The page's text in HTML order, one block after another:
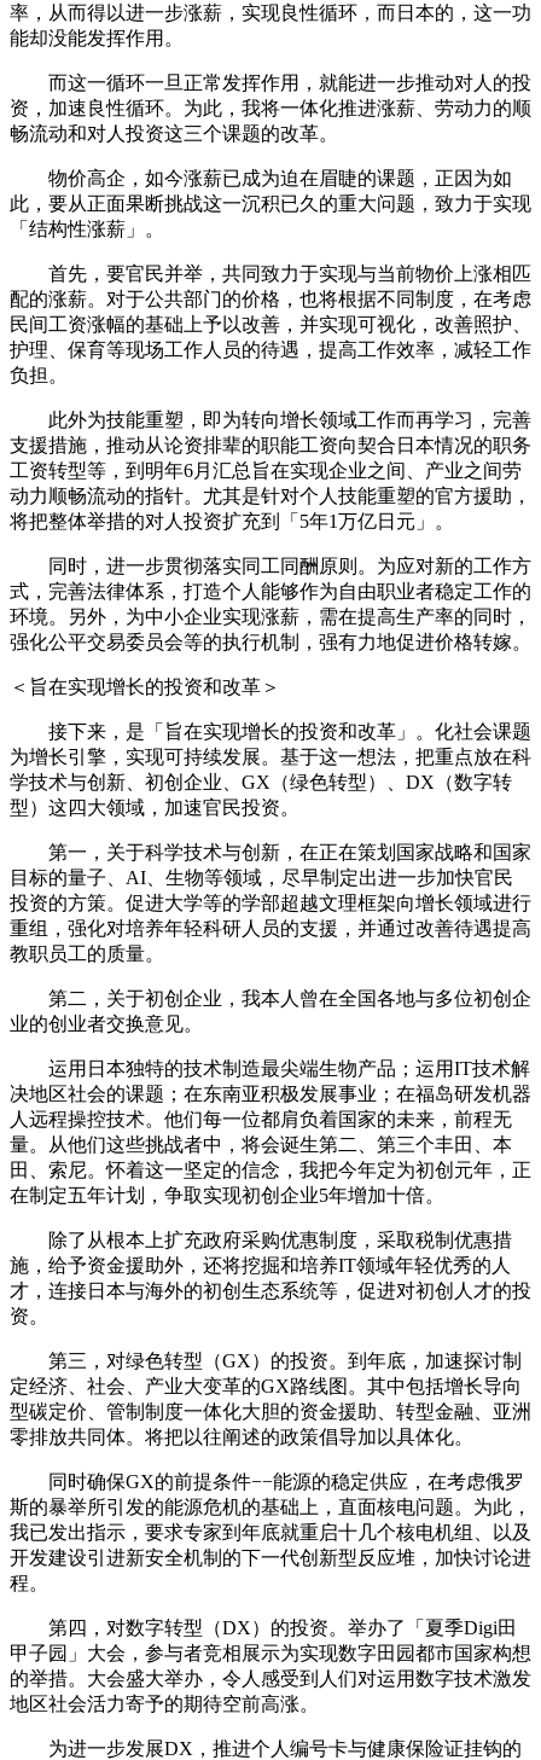
率，从而得以进一步涨薪，实现良性循环，而日本的，这一功
能却没能发挥作用。
而这一循环一旦正常发挥作用，就能进一步推动对人的投
资，加速良性循环。为此，我将一体化推进涨薪、劳动力的顺
畅流动和对人投资这三个课题的改革。
物价高企，如今涨薪已成为迫在眉睫的课题，正因为如
此，要从正面果断挑战这一沉积已久的重大问题，致力于实现
「结构性涨薪」。
首先，要官民并举，共同致力于实现与当前物价上涨相匹
配的涨薪。对于公共部门的价格，也将根据不同制度，在考虑
民间工资涨幅的基础上予以改善，并实现可视化，改善照护、
护理、保育等现场工作人员的待遇，提高工作效率，减轻工作
负担。
此外为技能重塑，即为转向增长领域工作而再学习，完善
支援措施，推动从论资排辈的职能工资向契合日本情况的职务
工资转型等，到明年6月汇总旨在实现企业之间、产业之间劳
动力顺畅流动的指针。尤其是针对个人技能重塑的官方援助，
将把整体举措的对人投资扩充到「5年1万亿日元」。
同时，进一步贯彻落实同工同酬原则。为应对新的工作方
式，完善法律体系，打造个人能够作为自由职业者稳定工作的
环境。另外，为中小企业实现涨薪，需在提高生产率的同时，
强化公平交易委员会等的执行机制，强有力地促进价格转嫁。
＜旨在实现增长的投资和改革＞
接下来，是「旨在实现增长的投资和改革」。化社会课题
为增长引擎，实现可持续发展。基于这一想法，把重点放在科
学技术与创新、初创企业、GX（绿色转型）、DX（数字转
型）这四大领域，加速官民投资。
第一，关于科学技术与创新，在正在策划国家战略和国家
目标的量子、AI、生物等领域，尽早制定出进一步加快官民
投资的方策。促进大学等的学部超越文理框架向增长领域进行
重组，强化对培养年轻科研人员的支援，并通过改善待遇提高
教职员工的质量。
第二，关于初创企业，我本人曾在全国各地与多位初创企
业的创业者交换意见。
运用日本独特的技术制造最尖端生物产品；运用IT技术解
决地区社会的课题；在东南亚积极发展事业；在福岛研发机器
人远程操控技术。他们每一位都肩负着国家的未来，前程无
量。从他们这些挑战者中，将会诞生第二、第三个丰田、本
田、索尼。怀着这一坚定的信念，我把今年定为初创元年，正
在制定五年计划，争取实现初创企业5年增加十倍。
除了从根本上扩充政府采购优惠制度，采取税制优惠措
施，给予资金援助外，还将挖掘和培养IT领域年轻优秀的人
才，连接日本与海外的初创生态系统等，促进对初创人才的投
资。
第三，对绿色转型（GX）的投资。到年底，加速探讨制
定经济、社会、产业大变革的GX路线图。其中包括增长导向
型碳定价、管制制度一体化大胆的资金援助、转型金融、亚洲
零排放共同体。将把以往阐述的政策倡导加以具体化。
同时确保GX的前提条件−−能源的稳定供应，在考虑俄罗
斯的暴举所引发的能源危机的基础上，直面核电问题。为此，
我已发出指示，要求专家到年底就重启十几个核电机组、以及
开发建设引进新安全机制的下一代创新型反应堆，加快讨论进
程。
第四，对数字转型（DX）的投资。举办了「夏季Digi田
甲子园」大会，参与者竞相展示为实现数字田园都市国家构想
的举措。大会盛大举办，令人感受到人们对运用数字技术激发
地区社会活力寄予的期待空前高涨。
为进一步发展DX，推进个人编号卡与健康保险证挂钩的